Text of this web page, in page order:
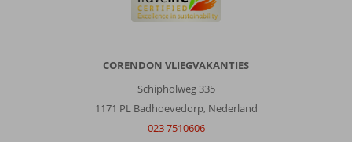
CORENDON VLIEGVAKANTIES
Schipholweg 335
1171 PL Badhoevedorp, Nederland
023 7510606